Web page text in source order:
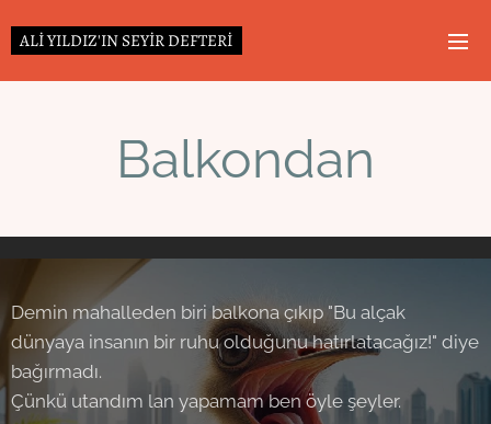
ALİ YILDIZ'IN SEYİR DEFTERİ
Balkondan
Demin mahalleden biri balkona çıkıp "Bu alçak
dünyaya insanın bir ruhu olduğunu hatırlatacağız!" diye
bağırmadı.
Çünkü utandım lan yapamam ben öyle şeyler.